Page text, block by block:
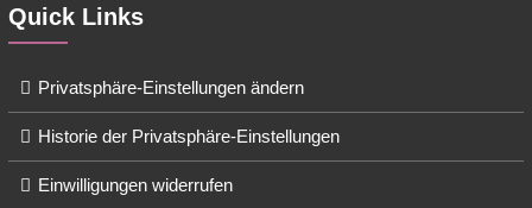
Quick Links
Privatsphäre-Einstellungen ändern
Historie der Privatsphäre-Einstellungen
Einwilligungen widerrufen